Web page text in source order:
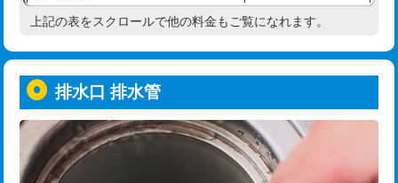
給水管工事※（塩ビ管（VP・HI）使
用/3ｍまで)
用（追加）/3ｍ超え)
給水管工事※（ライニング鋼管・銅
管・ポリ管・HT管使用/3ｍまで)
44,000円
給水管工事※（ライニング鋼管・銅
+8,800円
高度高圧洗浄換 現地調査
トーラー機使用/3mまで
追加トーラー機使用/3m超え +3,300円
カメラ調査 33,000円
上記の表をスクロールで他の料金もご覧になれます。
排水口 排水管